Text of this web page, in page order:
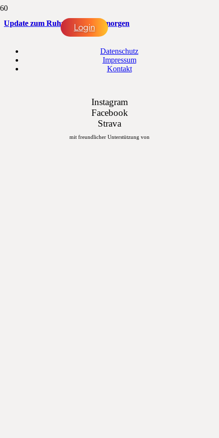
Login
Update zum Ruhrklippenlauf morgen
Datenschutz
Impressum
Kontakt
Instagram
Facebook
Strava
mit freundlicher Unterstützung von